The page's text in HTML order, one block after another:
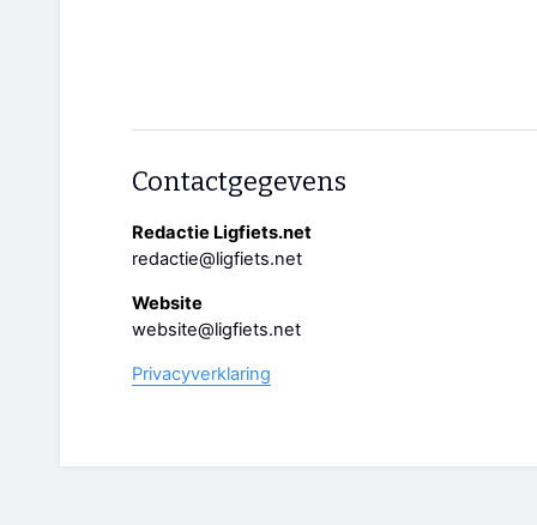
Contactgegevens
Redactie Ligfiets.net
redactie@ligfiets.net
Website
website@ligfiets.net
Privacyverklaring